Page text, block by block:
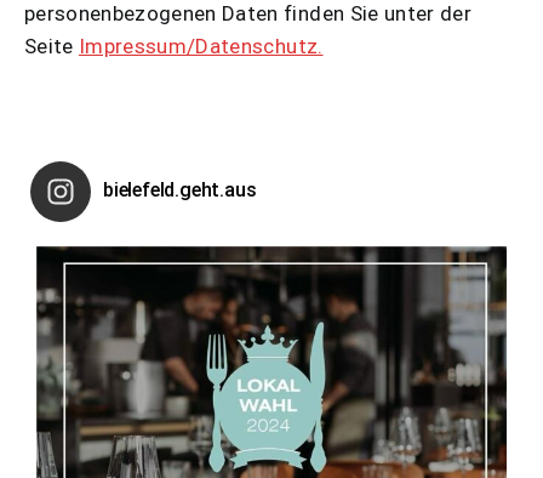
personenbezogenen Daten finden Sie unter der
Seite Impressum/Datenschutz.
bielefeld.geht.aus